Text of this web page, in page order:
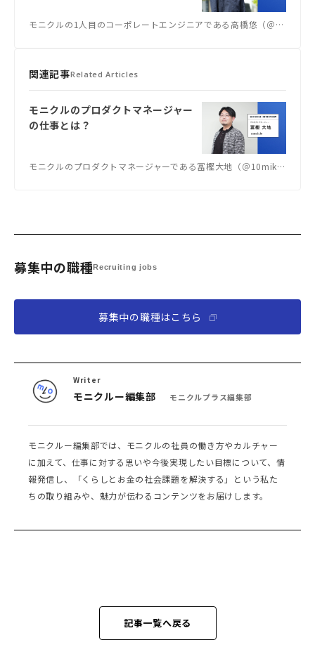
モニクルの1人目のコーポレートエンジニアである高橋悠（＠yukyu2nd）さんに、モニクルへの入社の経緯や現在の仕事内容、またISMS認証の取得の背景や今後の取り組みなどについて話を伺いました。
関連記事Related Articles
モニクルのプロダクトマネージャー
の仕事とは？
モニクルのプロダクトマネージャーである冨樫大地（＠10mikiya）さんに、モニクルでの仕事内容、また今後の取り組みの狙いなどについて話を伺いました。
募集中の職種Recruiting jobs
募集中の職種はこちら
Writer
モニクルー編集部 モニクルプラス編集部
モニクルー編集部では、モニクルの社員の働き方やカルチャー
に加えて、仕事に対する思いや今後実現したい目標について、情
報発信し、「くらしとお金の社会課題を解決する」という私た
ちの取り組みや、魅力が伝わるコンテンツをお届けします。
記事一覧へ戻る